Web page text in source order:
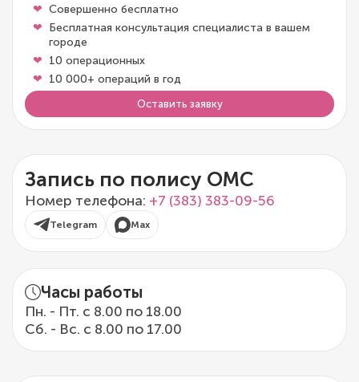
Совершенно бесплатно
Бесплатная консультация специалиста в вашем
городе
10 операционных
10 000+ операций в год
Оставить заявку
Запись по полису ОМС
Номер телефона: +7 (383) 383-09-56
Telegram Max
Часы работы
Пн. - Пт. с 8.00 по 18.00
Сб. - Вс. с 8.00 по 17.00